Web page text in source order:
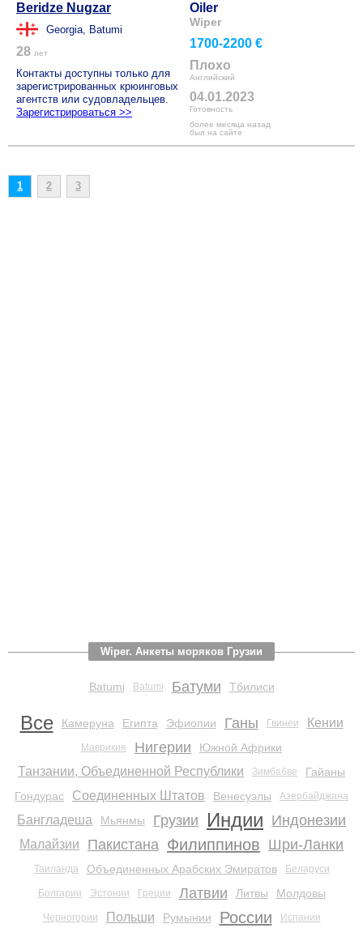
Beridze Nugzar
Georgia, Batumi
28 лет
Контакты доступны только для
зарегистрированных крюинговых
агентств или судовладельцев.
Зарегистрироваться >>
Oiler
Wiper
1700-2200 €
Плохо
Английский
04.01.2023
Готовность
более месяца назад
был на сайте
1 2 3
Wiper. Анкеты моряков Грузии
Batumi Batumi Батуми Тбилиси
Все Камеруна Египта Эфиопии Ганы Гвинеи Кении
Маврикия Нигерии Южной Африки
Танзании, Объединенной Республики Зимбабве
Гайаны
Гондурас
Соединенных Штатов Венесуэлы Азербайджана
Бангладеша Мьянмы Грузии Индии Индонезии
Малайзии Пакистана Филиппинов Шри-Ланки
Таиланда Объединенных Арабских Эмиратов Беларуси
Болгарии Эстонии Греции Латвии Литвы Молдовы
Черногории Польши Румынии России Испании